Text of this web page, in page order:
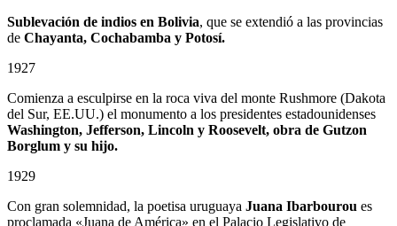
Sublevación de indios en Bolivia, que se extendió a las provincias
de Chayanta, Cochabamba y Potosí.
1927
Comienza a esculpirse en la roca viva del monte Rushmore (Dakota
del Sur, EE.UU.) el monumento a los presidentes estadounidenses
Washington, Jefferson, Lincoln y Roosevelt, obra de Gutzon
Borglum y su hijo.
1929
Con gran solemnidad, la poetisa uruguaya Juana Ibarbourou es
proclamada «Juana de América» en el Palacio Legislativo de